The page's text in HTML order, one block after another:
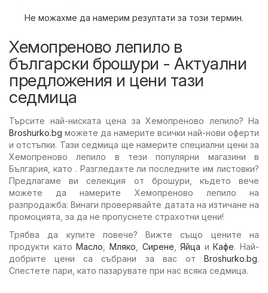
Не можахме да намерим резултати за този термин.
Хемопреново лепило в
български брошури - Актуални
предложения и цени тази
седмица
Търсите най-ниската цена за Хемопреново лепило? На
Broshurko.bg можете да намерите всички най-нови оферти
и отстъпки. Тази седмица ще намерите специални цени за
Хемопреново лепило в тези популярни магазини в
България, като . Разгледахте ли последните им листовки?
Предлагаме ви селекция от брошури, където вече
можете да намерите Хемопреново лепило на
разпродажба: Винаги проверявайте датата на изтичане на
промоцията, за да не пропуснете страхотни цени!
Трябва да купите повече? Вижте също цените на
продукти катоМасло Мляко Сирене ,Яйца иКафе. Най-
добрите цени са събрани за вас от Broshurko.bg.
Спестете пари, като пазарувате при нас всяка седмица.